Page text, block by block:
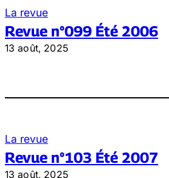
La revue
Revue n°099 Été 2006
13 août, 2025
La revue
Revue n°103 Été 2007
13 août, 2025